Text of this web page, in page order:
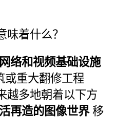
味着什么？
网络和视频基础设施
或重大翻修工程
越多地朝着以下方
再造的图像世界移